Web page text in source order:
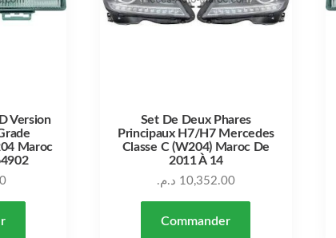
Version
Maroc
Set De Deux Phares
Principaux H7/H7 Mercedes
Classe C (W204) Maroc De
2011 À 14
10,352.00 د.م.
Commander